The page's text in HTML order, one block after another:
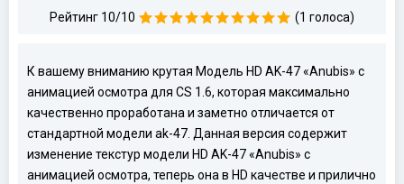
Рейтинг 10/10 (1 голоса)
К вашему вниманию крутая Модель HD AK-47 «Anubis» с
анимацией осмотра для CS 1.6, которая максимально
качественно проработана и заметно отличается от
стандартной модели ak-47. Данная версия содержит
изменение текстур модели HD AK-47 «Anubis» с
анимацией осмотра, теперь она в HD качестве и прилично